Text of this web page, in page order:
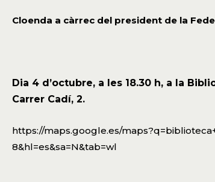
Cloenda a càrrec del president de la
Dia 4 d’octubre, a les 18.30 h, a la
Carrer Cadí, 2.
https://maps.google.es/
8&hl=es&sa=N&tab=wl